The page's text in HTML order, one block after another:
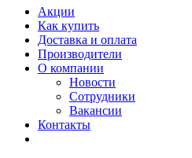
Акции
Как купить
Доставка и оплата
Производители
О компании
Новости
Сотрудники
Вакансии
Контакты